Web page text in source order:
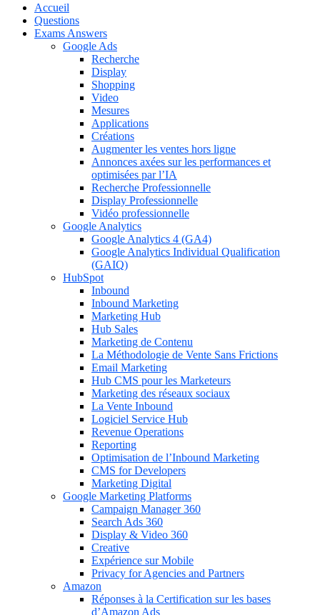
Accueil
Questions
Exams Answers
Google Ads
Recherche
Display
Shopping
Video
Mesures
Applications
Créations
Augmenter les ventes hors ligne
Annonces axées sur les performances et
optimisées par l’IA
Recherche Professionnelle
Display Professionnelle
Vidéo professionnelle
Google Analytics
Google Analytics 4 (GA4)
Google Analytics Individual Qualification
(GAIQ)
HubSpot
Inbound
Inbound Marketing
Marketing Hub
Hub Sales
Marketing de Contenu
La Méthodologie de Vente Sans Frictions
Email Marketing
Hub CMS pour les Marketeurs
Marketing des réseaux sociaux
La Vente Inbound
Logiciel Service Hub
Revenue Operations
Reporting
Optimisation de l’Inbound Marketing
CMS for Developers
Marketing Digital
Google Marketing Platforms
Campaign Manager 360
Search Ads 360
Display & Video 360
Creative
Expérience sur Mobile
Privacy for Agencies and Partners
Amazon
Réponses à la Certification sur les bases
d’Amazon Ads